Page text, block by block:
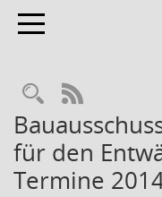
Toggle navigation
RSS-Feed
für den
Termine